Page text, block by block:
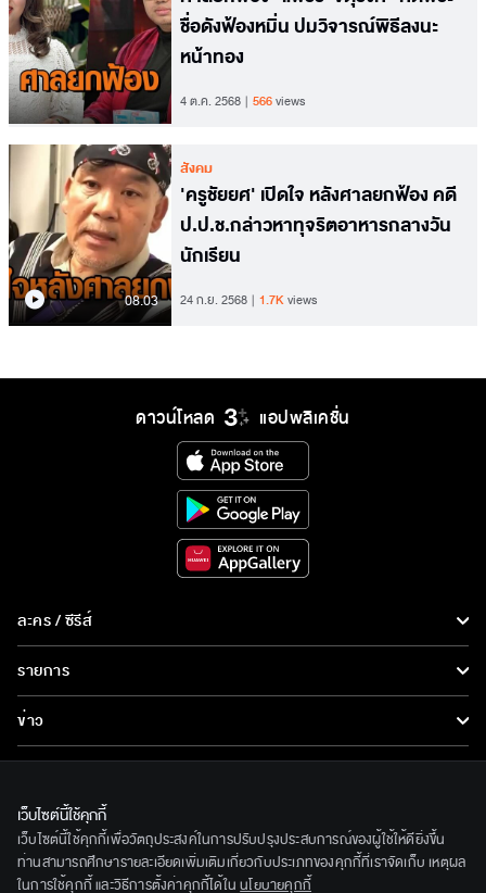
ชื่อดังฟ้องหมิ่น ปมวิจารณ์พิธีลงนะ
หน้าทอง
4 ต.ค. 2568 566views
08.03
สังคม
'ครูชัยยศ' เปิดใจ หลังศาลยกฟ้อง คดี
ป.ป.ช.กล่าวหาทุจริตอาหารกลางวัน
นักเรียน
24 ก.ย. 2568 1.7Kviews
ดาวน์โหลด แอปพลิเคชั่น
ละคร / ซีรีส์
ซีรีส์นานาชาติ
การ์ตูน & เกม
รายการ
ข่าว
ข่าวประชาสัมพันธ์
ทีวีออนไลน์
เกี่ยวกับเรา
BEC World
ติดตามเราได้ที่
เว็บไซต์นี้ใช้คุกกี้
เว็บไซต์นี้ใช้คุกกี้เพื่อวัตถุประสงค์ในการปรับปรุงประสบการณ์ของผู้ใช้ให้ดียิ่งขึ้น
ท่านสามารถศึกษารายละเอียดเพิ่มเติมเกี่ยวกับประเภทของคุกกี้ที่เราจัดเก็บ เหตุผล
ในการใช้คุกกี้ และวิธีการตั้งค่าคุกกี้ได้ใน นโยบายคุกกี้